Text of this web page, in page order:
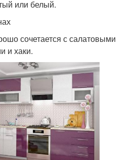
или белый.
сочетается с салатовыми
и хаки.